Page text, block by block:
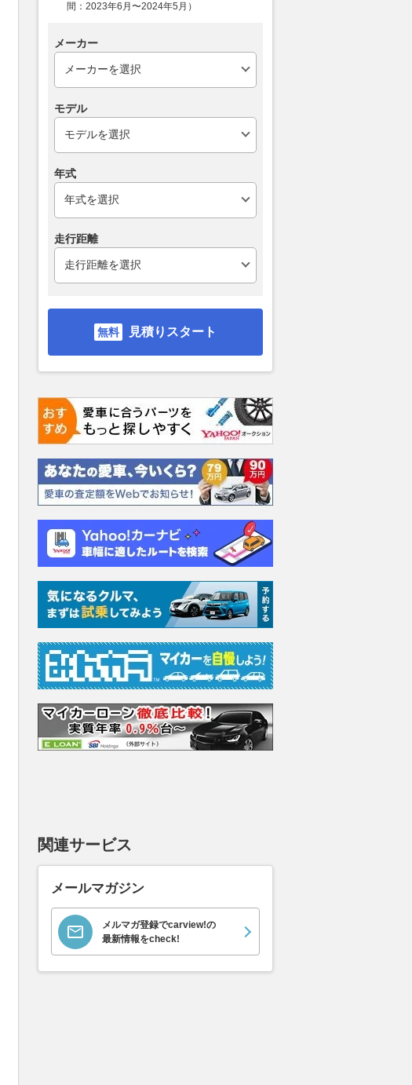
間：2023年6月〜2024年5月）
メーカー
モデル
年式
走行距離
見積りスタート
関連サービス
メールマガジン
メルマガ登録でcarview!の
最新情報をcheck!